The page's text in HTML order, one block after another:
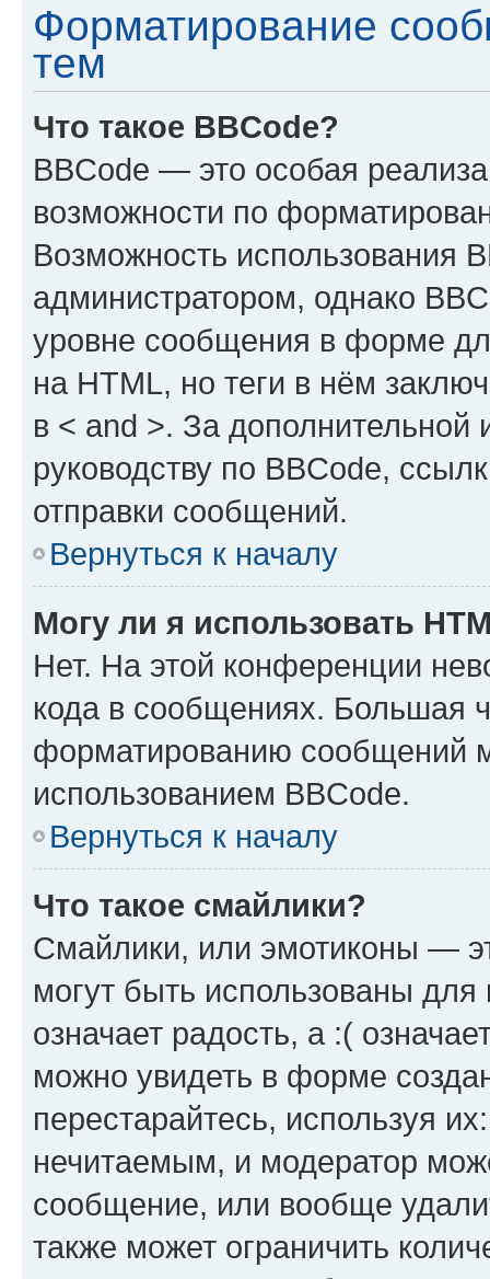
Форматирование
тем
Что такое BBCode?
BBCode — это особая
возможности по
Возможность использования
администратором, однако
уровне сообщения в форме
на HTML, но теги в нём
в < and >. За
руководству по BBCode,
отправки сообщений.
Вернуться к началу
Могу ли я использовать
Нет. На этой конференции
кода в сообщениях. Большая
форматированию сообщений
использованием BBCode.
Вернуться к началу
Что такое смайлики?
Смайлики, или эмотиконы —
могут быть использованы
означает радость, а :(
можно увидеть в форме
перестарайтесь, используя
нечитаемым, и модератор
сообщение, или вообще
также может ограничить